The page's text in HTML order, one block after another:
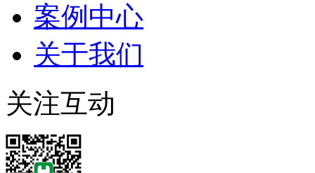
案例中心
关于我们
关注互动